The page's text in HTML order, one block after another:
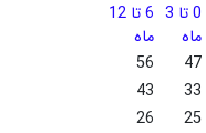
0 تا 3
ماه
6 تا 12
ماه
47
56
33
43
25
26